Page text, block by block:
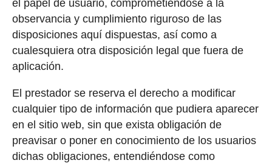
el papel de usuario, comprometiéndose a la
observancia y cumplimiento riguroso de las
disposiciones aquí dispuestas, así como a
cualesquiera otra disposición legal que fuera de
aplicación.
El prestador se reserva el derecho a modificar
cualquier tipo de información que pudiera aparecer
en el sitio web, sin que exista obligación de
preavisar o poner en conocimiento de los usuarios
dichas obligaciones, entendiéndose como